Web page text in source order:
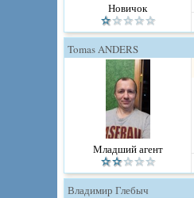
Новичок
Tomas ANDERS
Младший агент
Владимир Глебыч